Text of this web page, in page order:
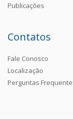
Publicações
Contatos
Fale Conosco
Localização
Perguntas